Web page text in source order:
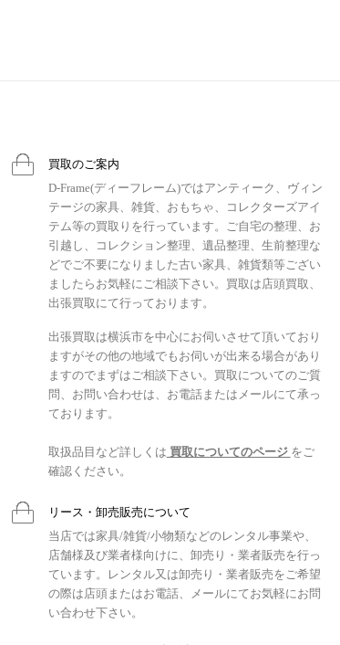
買取のご案内
D-Frame(ディーフレーム)ではアンティーク、ヴィン
テージの家具、雑貨、おもちゃ、コレクターズアイ
テム等の買取りを行っています。ご自宅の整理、お
引越し、コレクション整理、遺品整理、生前整理な
どでご不要になりました古い家具、雑貨類等ござい
ましたらお気軽にご相談下さい。買取は店頭買取、
出張買取にて行っております。
出張買取は横浜市を中心にお伺いさせて頂いており
ますがその他の地域でもお伺いが出来る場合があり
ますのでまずはご相談下さい。買取についてのご質
問、お問い合わせは、お電話またはメールにて承っ
ております。
取扱品目など詳しくは 買取についてのページ をご
確認ください。
リース・卸売販売について
当店では家具/雑貨/小物類などのレンタル事業や、
店舗様及び業者様向けに、卸売り・業者販売を行っ
ています。レンタル又は卸売り・業者販売をご希望
の際は店頭またはお電話、メールにてお気軽にお問
い合わせ下さい。